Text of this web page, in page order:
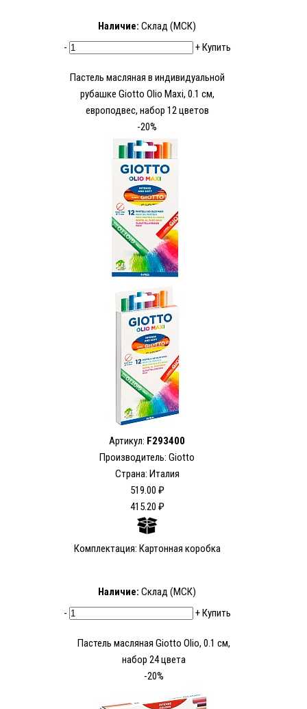
Наличие: Склад (МСК)
-
+Купить
Пастель масляная в индивидуальной
рубашке Giotto Olio Maxi, 0.1 см,
европодвес, набор 12 цветов
-20%
Артикул: F293400
Производитель: Giotto
Страна: Италия
519.00 ₽
415.20 ₽
Комплектация: Картонная коробка
Наличие: Склад (МСК)
-
+Купить
Пастель масляная Giotto Olio, 0.1 см,
набор 24 цвета
-20%